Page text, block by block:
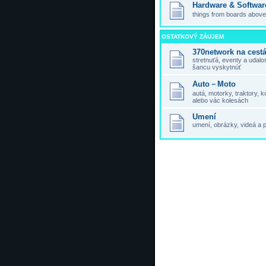
Hardware &
things from boards
OSTATKOVÝ ZÁUJEM
370network na
stretnuťá, eventy a
šancu vyskytnúť
Auto－Moto
autá, motorky, traktory,
alebo vác kolesách
Umení
umení, obrázky, videá a